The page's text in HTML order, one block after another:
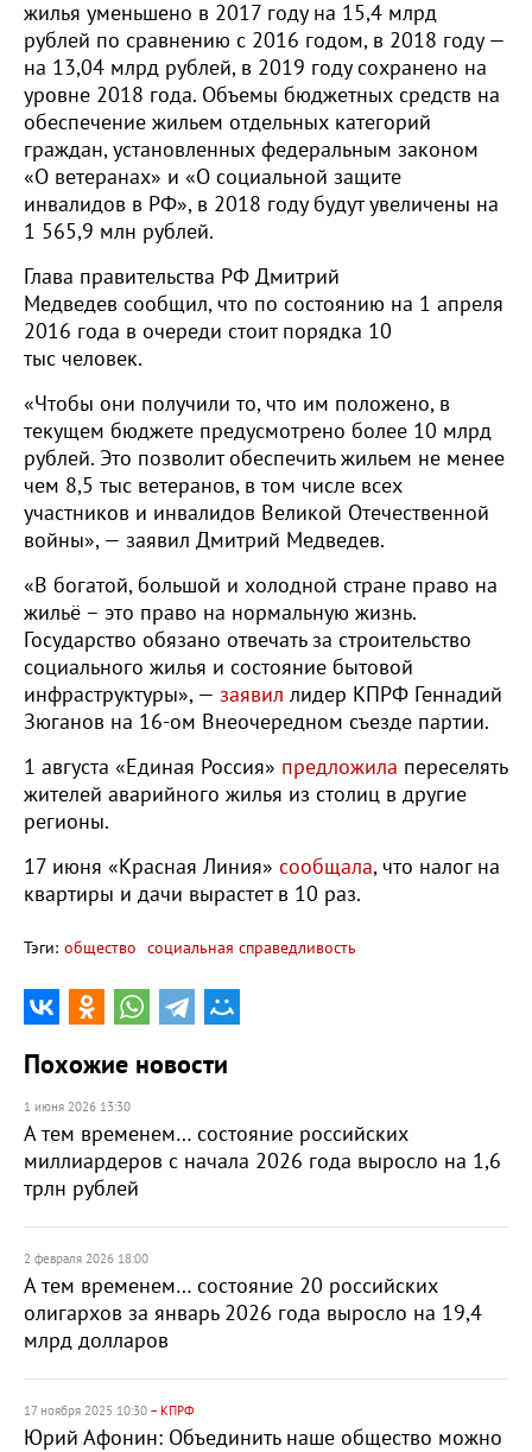
жилья уменьшено в 2017 году на 15,4 млрд
рублей по сравнению с 2016 годом, в 2018 году —
на 13,04 млрд рублей, в 2019 году сохранено на
уровне 2018 года. Объемы бюджетных средств на
обеспечение жильем отдельных категорий
граждан, установленных федеральным законом
«О ветеранах» и «О социальной защите
инвалидов в РФ», в 2018 году будут увеличены на
1 565,9 млн рублей.
Глава правительства РФ Дмитрий
Медведев сообщил, что по состоянию на 1 апреля
2016 года в очереди стоит порядка 10
тыс человек.
«Чтобы они получили то, что им положено, в
текущем бюджете предусмотрено более 10 млрд
рублей. Это позволит обеспечить жильем не менее
чем 8,5 тыс ветеранов, в том числе всех
участников и инвалидов Великой Отечественной
войны», — заявил Дмитрий Медведев.
«В богатой, большой и холодной стране право на
жильё – это право на нормальную жизнь.
Государство обязано отвечать за строительство
социального жилья и состояние бытовой
инфраструктуры», — заявил лидер КПРФ Геннадий
Зюганов на 16-ом Внеочередном съезде партии.
1 августа «Единая Россия» предложила переселять
жителей аварийного жилья из столиц в другие
регионы.
17 июня «Красная Линия» сообщала, что налог на
квартиры и дачи вырастет в 10 раз.
Тэги: общество социальная справедливость
Похожие новости
1 июня 2026 13:30
А тем временем… состояние российских
миллиардеров с начала 2026 года выросло на 1,6
трлн рублей
2 февраля 2026 18:00
А тем временем… состояние 20 российских
олигархов за январь 2026 года выросло на 19,4
млрд долларов
17 ноября 2025 10:30 – КПРФ
Юрий Афонин: Объединить наше общество можно